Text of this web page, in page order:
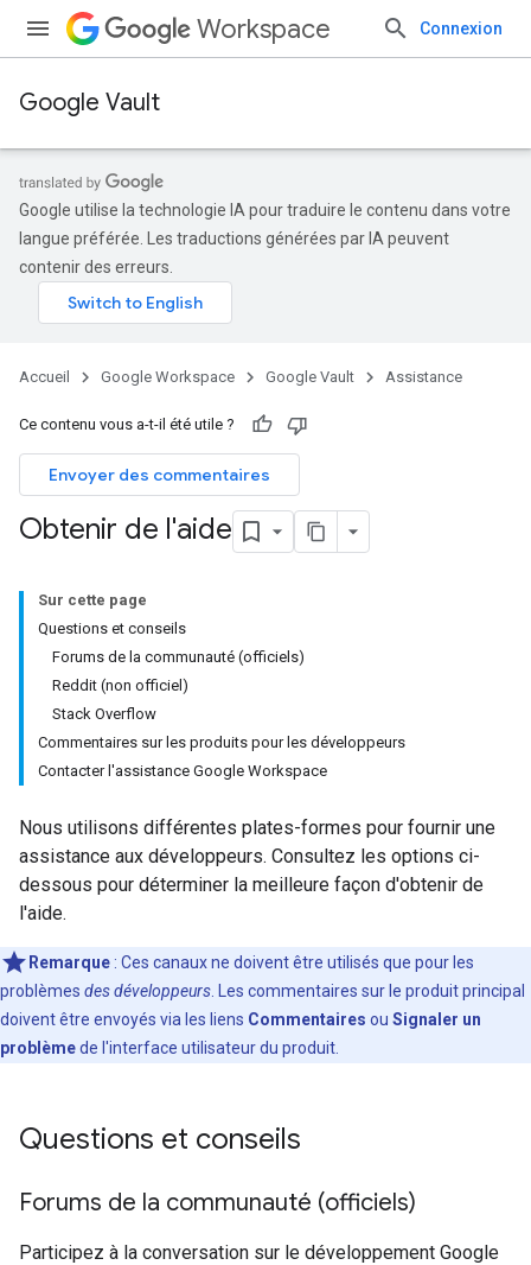
Workspace Connexion
Google Vault
Google utilise la technologie IA pour traduire le contenu dans votre
langue préférée. Les traductions générées par IA peuvent
contenir des erreurs.
Accueil Google Workspace Google Vault Assistance
Ce contenu vous a-t-il été utile ?
Envoyer des commentaires
Obtenir de l'aide
Sur cette page
Questions et conseils
Forums de la communauté (officiels)
Reddit (non officiel)
Stack Overflow
Commentaires sur les produits pour les développeurs
Contacter l'assistance Google Workspace
Nous utilisons différentes plates-formes pour fournir une
assistance aux développeurs. Consultez les options ci-
dessous pour déterminer la meilleure façon d'obtenir de
l'aide.
Remarque : Ces canaux ne doivent être utilisés que pour les
problèmes des développeurs . Les commentaires sur le produit principal
doivent être envoyés via les liens Commentaires ou Signaler un
problèmede l'interface utilisateur du produit.
Questions et conseils
Forums de la communauté (officiels)
Participez à la conversation sur le développement Google